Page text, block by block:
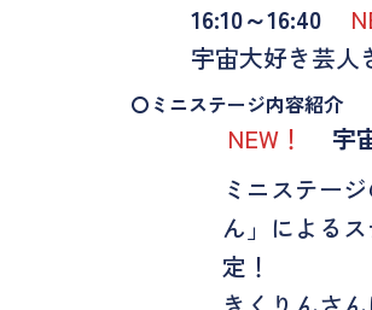
16:10～16:40
宇宙大好き芸人
〇ミニステージ内容紹介
NEW！ 宇
ミニステー
ん」による
定！